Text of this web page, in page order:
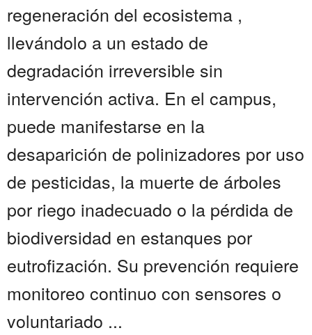
regeneración del ecosistema ,
llevándolo a un estado de
degradación irreversible sin
intervención activa. En el campus,
puede manifestarse en la
desaparición de polinizadores por uso
de pesticidas, la muerte de árboles
por riego inadecuado o la pérdida de
biodiversidad en estanques por
eutrofización. Su prevención requiere
monitoreo continuo con sensores o
voluntariado ...